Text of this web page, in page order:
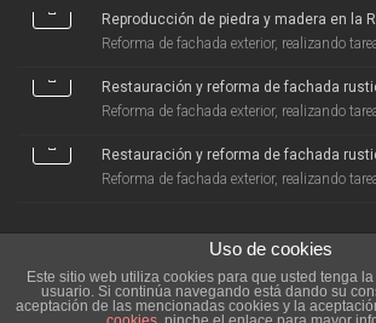
Reproducción de piedra y madera en la
Reforma de fachada exterior, realizando
Restauración y reforma de fachada
Reforma de fachada exterior, realizando
Restauración y reforma de fachada
Reforma de fachada exterior, realizando
Decoraciones Aceña 2025 - Todos los derechos reservados
Uso de cookies
Este sitio web utiliza cookies para que usted tenga
usuario. Si continúa navegando está dando su
aceptación de las mencionadas cookies y la